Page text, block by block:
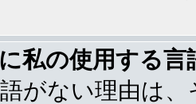
私の使用する
がない理由は